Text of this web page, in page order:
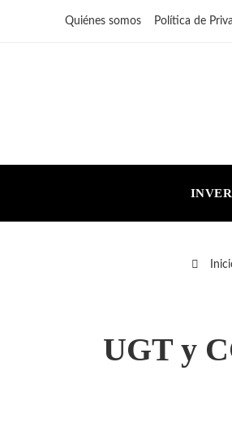
Quiénes somos Política de
UGT y